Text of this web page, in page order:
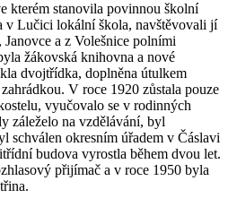
kterém stanovila povinnou školní
v Lučici lokální škola, navštěvovali jí
a z Volešnice polními
žákovská knihovna a nové
dvojtřídka, doplněna útulkem
V roce 1920 zůstala pouze
vyučovalo se v rodinných
záleželo na vzdělávání, byl
schválen okresním úřadem v Čáslavi
budova vyrostla během dvou let.
přijímač a v roce 1950 byla